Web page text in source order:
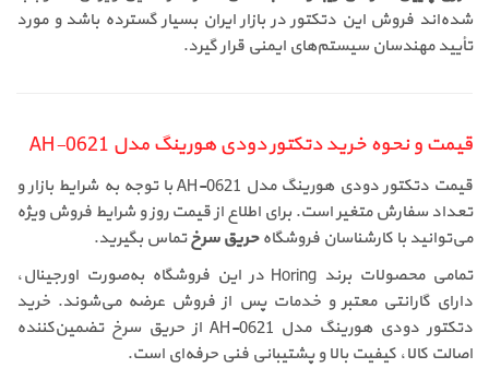
شده‌اند فروش این دتکتور در بازار ایران بسیار گسترده باشد و مورد
تأیید مهندسان سیستم‌های ایمنی قرار گیرد.
قیمت و نحوه خرید دتکتور دودی هورینگ مدل AH-0621
قیمت دتکتور دودی هورینگ مدل AH-0621 با توجه به شرایط بازار و
تعداد سفارش متغیر است. برای اطلاع از قیمت روز و شرایط فروش ویژه
می‌توانید با کارشناسان فروشگاهحریق سرختماس بگیرید.
تمامی محصولات برند Horing در این فروشگاه به‌صورت اورجینال،
دارای گارانتی معتبر و خدمات پس از فروش عرضه می‌شوند. خرید
دتکتور دودی هورینگ مدل AH-0621 از حریق سرخ تضمین‌کننده
اصالت کالا، کیفیت بالا و پشتیبانی فنی حرفه‌ای است.